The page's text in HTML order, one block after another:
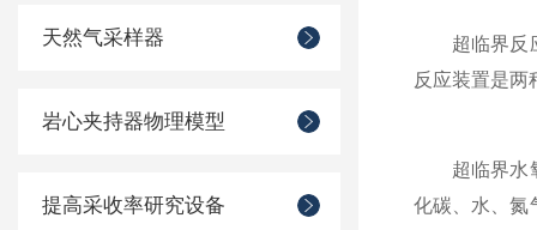
天然气采样器
岩心夹持器物理模型
提高采收率研究设备
超临界反应
反应装置是两
超临界水氧
化碳、水、氮